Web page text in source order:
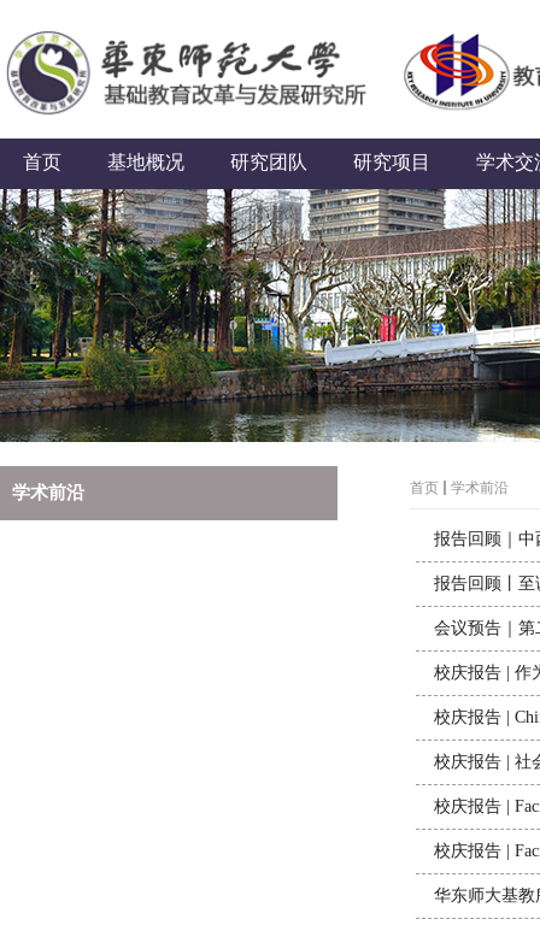
首页 基地概况 研究团队 研究项目 学术交
学术前沿 首页 学术前沿
报告回顾｜
报告回顾丨
会议预告｜第
校庆报告 | 作
校庆报告 |
校庆报告 | 社
校庆报告 |
校庆报告 |
华东师大基